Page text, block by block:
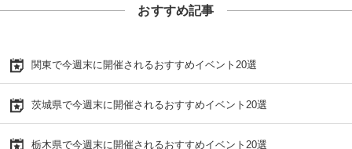
おすすめ記事
関東で今週末に開催されるおすすめイベント20選
茨城県で今週末に開催されるおすすめイベント20選
栃木県で今週末に開催されるおすすめイベント20選